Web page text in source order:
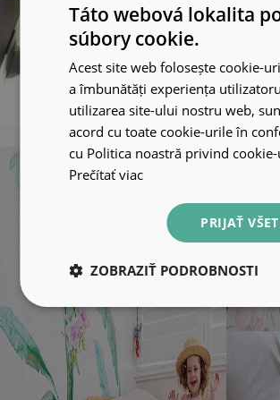
Táto webová lokalita
súbory cookie.
Acest site web folosește cookie-
a îmbunătăți experiența
utilizarea site-ului nostru web,
acord cu toate cookie-urile în
cu Politica noastră privind
Prečítať viac
PRIJAŤ
ZOBRAZIŤ PODROBNOSTI